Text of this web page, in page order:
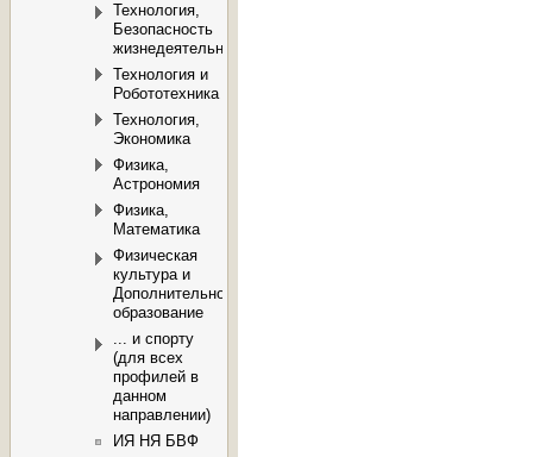
Технология,
Безопасность
жизнедеятельности
Технология и
Робототехника
Технология,
Экономика
Физика,
Астрономия
Физика,
Математика
Физическая
культура и
Дополнительное
образование
... и спорту
(для всех
профилей в
данном
направлении)
ИЯ НЯ БВФ